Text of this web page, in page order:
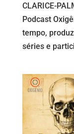
CLARICE-
Podcast
tempo,
séries e